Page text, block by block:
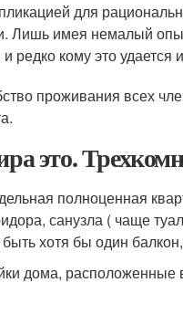
для
Лишь имея немалый
редко кому это удается
проживания всех
это.
полноценная
санузла ( чаще
хотя бы один
дома,